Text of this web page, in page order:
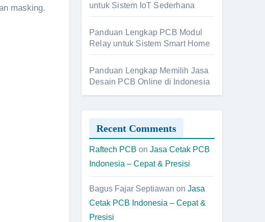
masking.
untuk Sistem IoT Sederhana
Panduan Lengkap PCB Modul
Relay untuk Sistem Smart Home
Panduan Lengkap Memilih Jasa
Desain PCB Online di Indonesia
Recent Comments
Raftech PCB on Jasa Cetak PCB
Indonesia – Cepat & Presisi
Bagus Fajar Septiawan on Jasa
Cetak PCB Indonesia – Cepat &
Presisi